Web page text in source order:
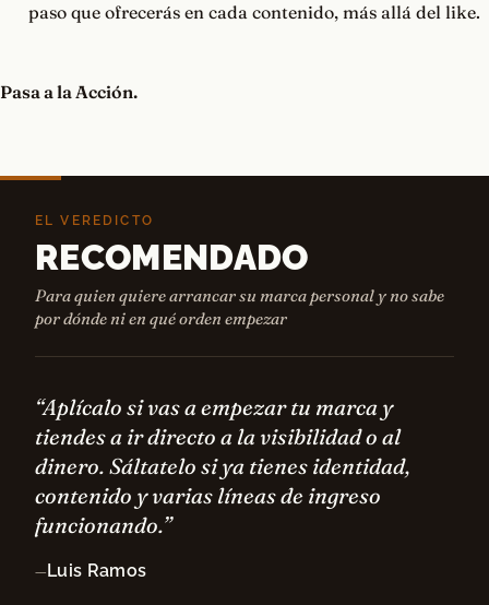
paso que ofrecerás en cada contenido, más allá del like.
Pasa a la Acción.
EL VEREDICTO
RECOMENDADO
Para quien quiere arrancar su marca personal y no sabe
por dónde ni en qué orden empezar
“Aplícalo si vas a empezar tu marca y
tiendes a ir directo a la visibilidad o al
dinero. Sáltatelo si ya tienes identidad,
contenido y varias líneas de ingreso
funcionando.”
— Luis Ramos